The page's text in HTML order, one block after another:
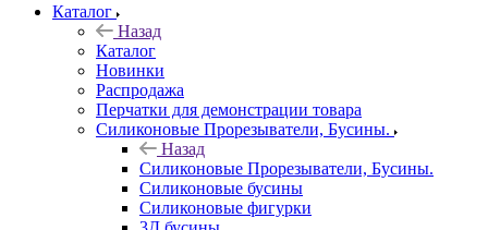
Каталог
Назад
Каталог
Новинки
Распродажа
Перчатки для демонстрации товара
Силиконовые Прорезыватели, Бусины.
Назад
Силиконовые Прорезыватели, Бусины.
Силиконовые бусины
Силиконовые фигурки